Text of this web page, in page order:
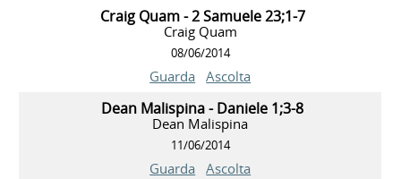
Craig Quam - 2 Samuele 23;1-7
Craig Quam
08/06/2014
Guarda Ascolta
Dean Malispina - Daniele 1;3-8
Dean Malispina
11/06/2014
Guarda Ascolta